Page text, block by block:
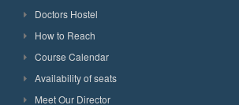
Doctors Hostel
How to Reach
Course Calendar
Availability of seats
Meet Our Director